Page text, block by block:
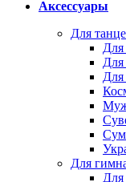
Аксессуары
Для
Для
Для
Для
Для
Для